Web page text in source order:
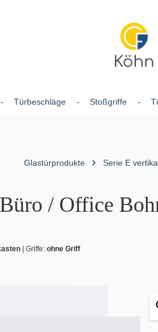
Türbeschläge Stoßgriffe
Glastürprodukte Serie E
/ Office
| Griffe: ohne Griff